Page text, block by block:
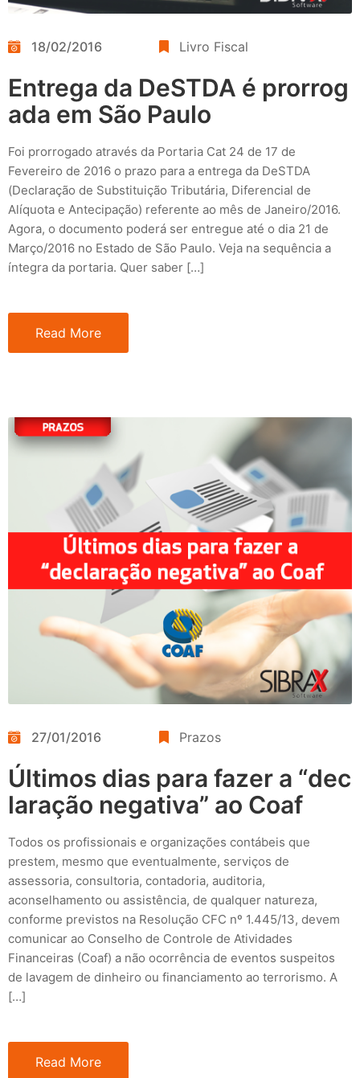
18/02/2016 Livro Fiscal
Entrega da DeSTDA é prorrog
ada em São Paulo
Foi prorrogado através da Portaria Cat 24 de 17 de
Fevereiro de 2016 o prazo para a entrega da DeSTDA
(Declaração de Substituição Tributária, Diferencial de
Alíquota e Antecipação) referente ao mês de Janeiro/2016.
Agora, o documento poderá ser entregue até o dia 21 de
Março/2016 no Estado de São Paulo. Veja na sequência a
íntegra da portaria. Quer saber […]
Read More
27/01/2016 Prazos
Últimos dias para fazer a “dec
laração negativa” ao Coaf
Todos os profissionais e organizações contábeis que
prestem, mesmo que eventualmente, serviços de
assessoria, consultoria, contadoria, auditoria,
aconselhamento ou assistência, de qualquer natureza,
conforme previstos na Resolução CFC nº 1.445/13, devem
comunicar ao Conselho de Controle de Atividades
Financeiras (Coaf) a não ocorrência de eventos suspeitos
de lavagem de dinheiro ou financiamento ao terrorismo. A
[…]
Read More